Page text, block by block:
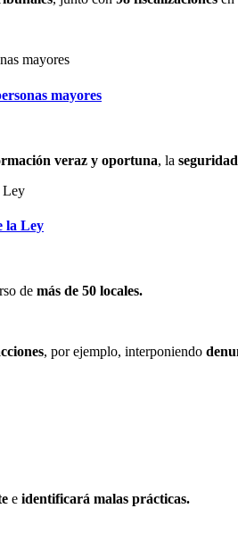
mayores
veraz y oportuna, la
la Ley
de más de 50 locales.
, por ejemplo, interponiendo
e identificará malas prácticas.